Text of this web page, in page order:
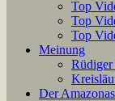
Top
Top
Top
Meinung
Der